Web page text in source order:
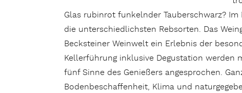
Glas rubinrot funkelnder Tauberschwarz?
die unterschiedlichsten Rebsorten. Das
Becksteiner Weinwelt ein Erlebnis der
Kellerführung inklusive Degustation werden
fünf Sinne des Genießers angesprochen.
Bodenbeschaffenheit, Klima und